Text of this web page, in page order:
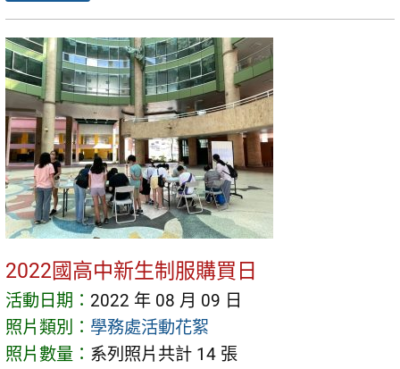
2022國高中新生制服購買日
活動日期： 2022 年 08 月 09 日
照片類別： 學務處活動花絮
照片數量： 系列照片共計 14 張